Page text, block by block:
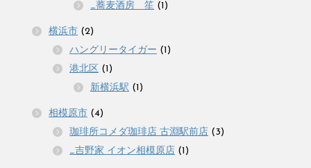
_蕎麦酒房 笙 (1)
横浜市 (2)
ハングリータイガー (1)
港北区 (1)
新横浜駅 (1)
相模原市 (4)
珈琲所コメダ珈琲店 古淵駅前店 (3)
_吉野家 イオン相模原店 (1)